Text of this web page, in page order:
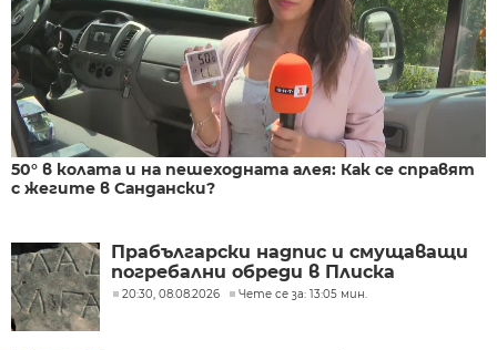
50° в колата и на пешеходната алея: Как се справят
с жегите в Сандански?
Прабългарски надпис и смущаващи
погребални обреди в Плиска
20:30, 08.08.2026 Чете се за: 13:05 мин.